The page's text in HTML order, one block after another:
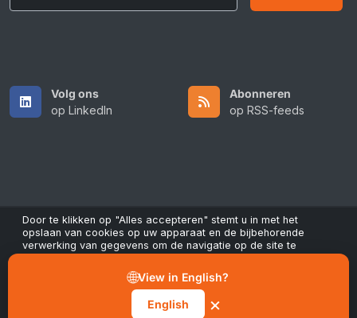
Volg ons
op LinkedIn
Abonneren
op RSS-feeds
Copyright © 2026 All Rights Reserved by ScaleFibre UK Ltd.
Algemene voorwaarden
Privacybeleid
sales@scalefibre.com
Door te klikken op "Alles accepteren" stemt u in met het
opslaan van cookies op uw apparaat en de bijbehorende
verwerking van gegevens om de navigatie op de site te
dragen aan onze marketing- en prestatie-inspanningen. U kunt
uw toestemming op elk moment intrekken via de knop
"Voorkeuren beheren" in onze cookieverklaring.
🌐View in English?
English
×